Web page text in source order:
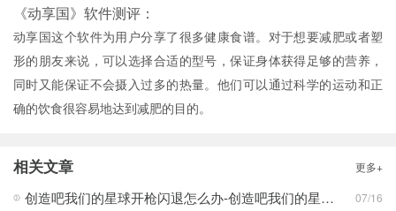
《动享国》软件测评：
动享国这个软件为用户分享了很多健康食谱。对于想要减肥或者塑
形的朋友来说，可以选择合适的型号，保证身体获得足够的营养，
同时又能保证不会摄入过多的热量。他们可以通过科学的运动和正
确的饮食很容易地达到减肥的目的。
相关文章 更多+
创造吧我们的星球开枪闪退怎么办-创造吧我们的星球开枪闪退合集 07/16